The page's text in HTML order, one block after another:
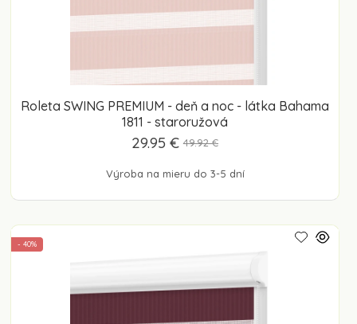
Roleta SWING PREMIUM - deň a noc - látka Bahama
1811 - staroružová
Výroba na mieru do 3-5 dní
29.95 € 49.92 €
- 40%